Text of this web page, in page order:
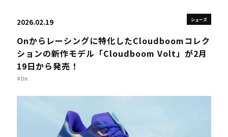
シューズ
2026.02.19
Onからレーシングに特化したCloudboomコレク
ションの新作モデル「Cloudboom Volt」が2月
19日から発売！
#On